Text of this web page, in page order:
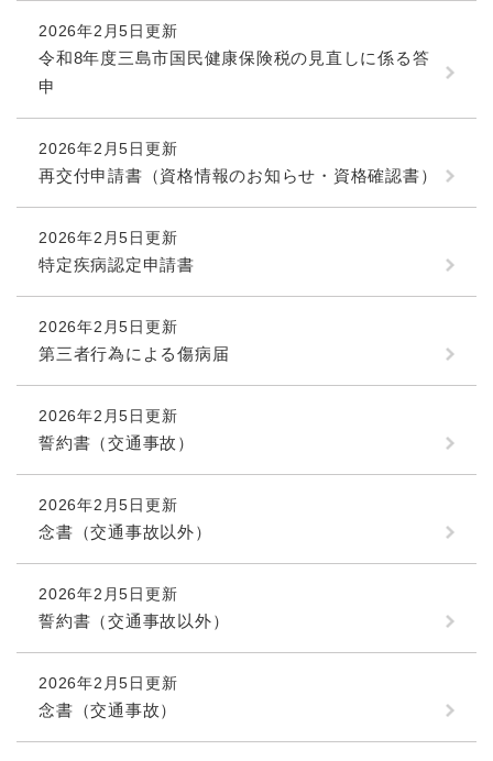
2026年2月5日更新
令和8年度三島市国民健康保険税の見直しに係る答
申
2026年2月5日更新
再交付申請書（資格情報のお知らせ・資格確認書）
2026年2月5日更新
特定疾病認定申請書
2026年2月5日更新
第三者行為による傷病届
2026年2月5日更新
誓約書（交通事故）
2026年2月5日更新
念書（交通事故以外）
2026年2月5日更新
誓約書（交通事故以外）
2026年2月5日更新
念書（交通事故）